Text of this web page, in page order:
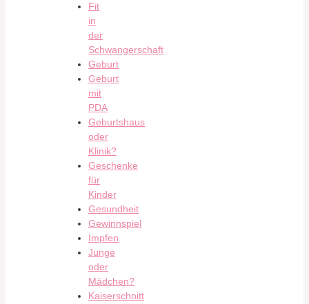
Fit
in
der
Schwangerschaft
Geburt
Geburt
mit
PDA
Geburtshaus
oder
Klinik?
Geschenke
für
Kinder
Gesundheit
Gewinnspiel
Impfen
Junge
oder
Mädchen?
Kaiserschnitt